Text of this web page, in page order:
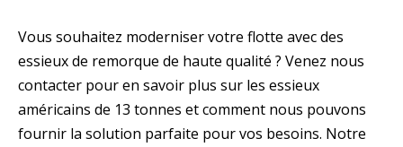
Vous souhaitez moderniser votre flotte avec des
essieux de remorque de haute qualité ? Venez nous
contacter pour en savoir plus sur les essieux
américains de 13 tonnes et comment nous pouvons
fournir la solution parfaite pour vos besoins. Notre